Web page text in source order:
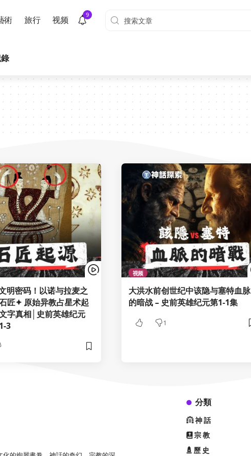
術 旅行 视频 9
明密码！以诺与拉麦之
匠✦ 原始异教占星术起
字真相│史前英雄纪元
3
视频
大洪水前创世纪中该隐与塞特血脉
的暗战 – 史前英雄纪元第1-1集
1
分類
神話
宗教
歷史